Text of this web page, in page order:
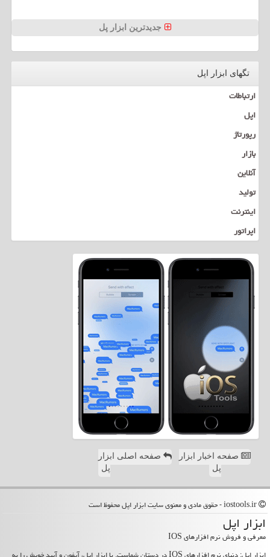
جدیدترین ابزار پل
تگهای ابزار اپل
ارتباطات
اپل
رپورتاژ
بازار
آنلاین
تولید
اینترنت
اپراتور
صفحه اخبار ابزار
پل
صفحه اصلی ابزار
پل
ابزار اپل
معرفی و فروش نرم افزارهای IOS